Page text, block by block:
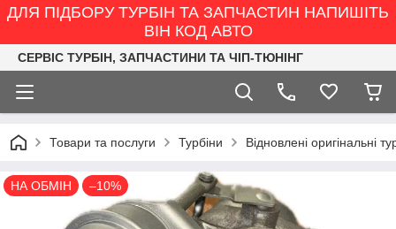
ДЛЯ ПІДБОРУ ТУРБІН ТА ЗАПЧАСТИН НАПИШІТЬ
ВІН КОД АВТО
СЕРВІС ТУРБІН, ЗАПЧАСТИНИ ТА ЧІП-ТЮНІНГ
Товари та послуги Турбіни Відновлені оригінальні
НА ОБМІН –10%